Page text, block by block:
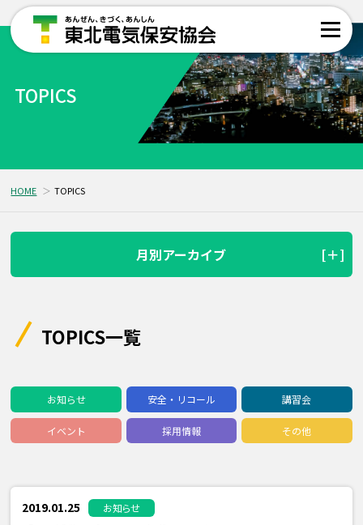
TOPICS
HOME TOPICS
月別アーカイブ
TOPICS一覧
お知らせ 安全・リコール 講習会
イベント 採用情報 その他
2019.01.25 お知らせ